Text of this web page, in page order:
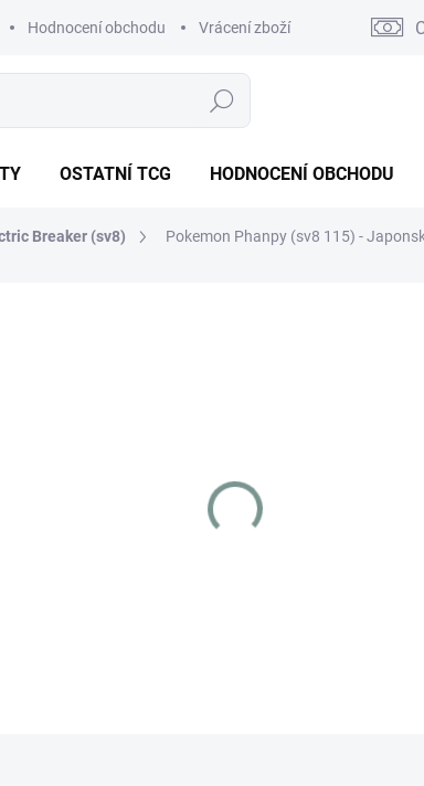
Hodnocení obchodu Vrácení zboží a reklamace
Hledat
OSTATNÍ TCG HODNOCENÍ OBCHODU
Breaker (sv8) Pokemon Phanpy (sv8 115) -
VARIANTA